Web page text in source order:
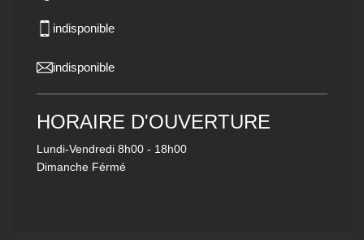
indisponible
indisponible
HORAIRE D'OUVERTURE
Lundi-Vendredi 8h00 - 18h00
Dimanche Férmé